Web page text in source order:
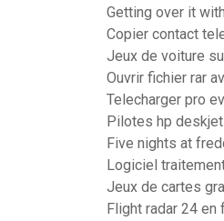
Getting over it
Copier contact
Jeux de voiture
Ouvrir fichier rar
Telecharger pro
Pilotes hp
Five nights at
Logiciel
Jeux de cartes
Flight radar 24 en